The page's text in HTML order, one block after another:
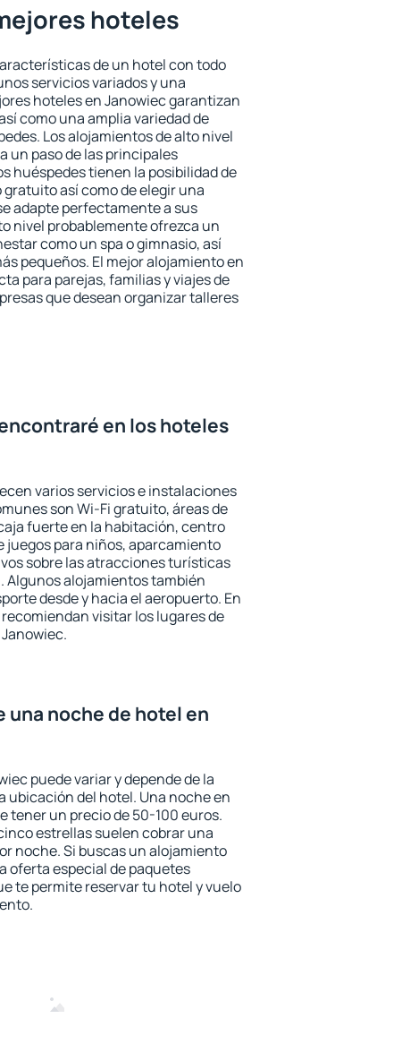
hoteles
de un hotel con todo
servicios variados y una
hoteles en Janowiec garantizan
como una amplia variedad de
Los alojamientos de alto nivel
un paso de las principales
huéspedes tienen la posibilidad de
así como de elegir una
adapte perfectamente a sus
nivel probablemente ofrezca un
como un spa o gimnasio, así
pequeños. El mejor alojamiento en
para parejas, familias y viajes de
que desean organizar talleres
en los hoteles
varios servicios e instalaciones
son Wi-Fi gratuito, áreas de
fuerte en la habitación, centro
juegos para niños, aparcamiento
sobre las atracciones turísticas
Algunos alojamientos también
desde y hacia el aeropuerto. En
visitar los lugares de
una noche de hotel en
puede variar y depende de la
ubicación del hotel. Una noche en
tener un precio de 50-100 euros.
estrellas suelen cobrar una
noche. Si buscas un alojamiento
oferta especial de paquetes
te permite reservar tu hotel y vuelo